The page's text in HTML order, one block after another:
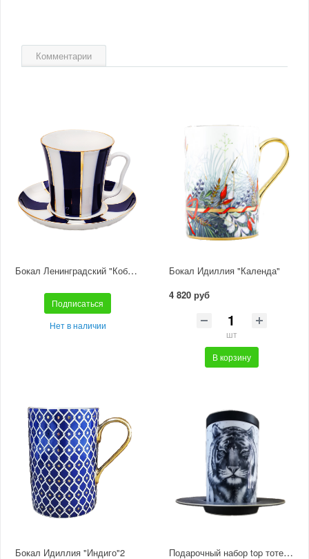
Комментарии
Бокал Ленинградский "Кобальтовые полосы"
Подписаться
Нет в наличии
Бокал Идиллия "Календа"
4 820 руб
шт
В корзину
Бокал Идиллия "Индиго"2 Подарочный набор top тотем Тигр